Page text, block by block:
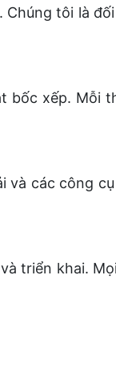
Chúng tôi là
bốc xếp. Mỗi
và các công
triển khai.